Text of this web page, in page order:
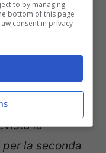
all’interno
può spostare
un comune
tranne quelli
necessità.
e
la
la seconda
to by managing
bottom of this page
consent in privacy